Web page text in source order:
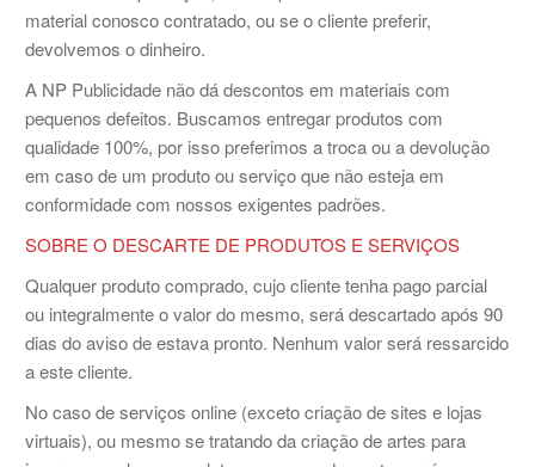
material conosco contratado, ou se o cliente preferir,
devolvemos o dinheiro.
A NP Publicidade não dá descontos em materiais com
pequenos defeitos. Buscamos entregar produtos com
qualidade 100%, por isso preferimos a troca ou a devolução
em caso de um produto ou serviço que não esteja em
conformidade com nossos exigentes padrões.
SOBRE O DESCARTE DE PRODUTOS E SERVIÇOS
Qualquer produto comprado, cujo cliente tenha pago parcial
ou integralmente o valor do mesmo, será descartado após 90
dias do aviso de estava pronto. Nenhum valor será ressarcido
a este cliente.
No caso de serviços online (exceto criação de sites e lojas
virtuais), ou mesmo se tratando da criação de artes para